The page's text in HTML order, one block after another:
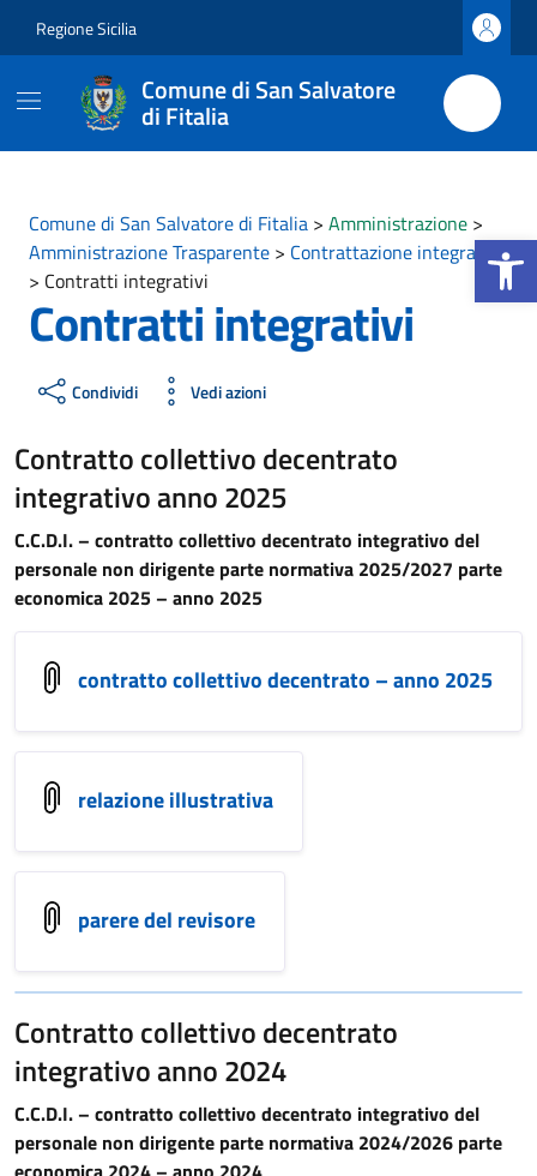
Apri la
Regione Sicilia
Comune di San Salvatore
di Fitalia
Comune di San Salvatore di Fitalia > Amministrazione >
Amministrazione Trasparente > Contrattazione integrativa
> Contratti integrativi
Contratti integrativi
Condividi Vedi azioni
Contratto collettivo decentrato
integrativo anno 2025
C.C.D.I. – contratto collettivo decentrato integrativo del
personale non dirigente parte normativa 2025/2027 parte
economica 2025 – anno 2025
contratto collettivo decentrato – anno 2025
relazione illustrativa
parere del revisore
Contratto collettivo decentrato
integrativo anno 2024
C.C.D.I. – contratto collettivo decentrato integrativo del
personale non dirigente parte normativa 2024/2026 parte